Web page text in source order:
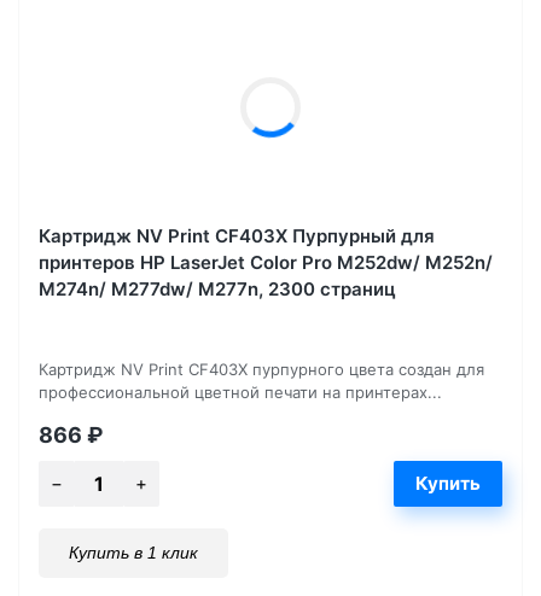
Картридж NV Print CF403X Пурпурный для
принтеров HP LaserJet Color Pro M252dw/ M252n/
M274n/ M277dw/ M277n, 2300 страниц
Картридж NV Print CF403X пурпурного цвета создан для
профессиональной цветной печати на принтерах...
866 ₽
Купить в 1 клик